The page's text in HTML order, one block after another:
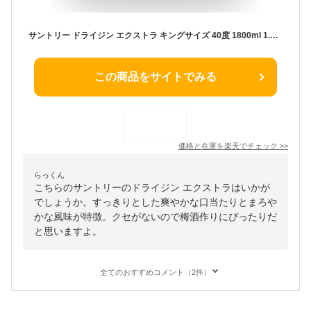
サントリー ドライジン エクストラ キングサイズ 40度 1800ml 1.8L 3本 ジン 父の日 お中元 夏ギフト 暑中見舞い
この商品をサイトでみる
価格と在庫を楽天でチェック >>
らっくん
こちらのサントリーのドライジン エクストラはいかが
でしょうか。すっきりとした爽やかな口当たりとまろや
かな風味が特徴。クセがないので梅酒作りにぴったりだ
と思いますよ。
全てのおすすめコメント（2件）